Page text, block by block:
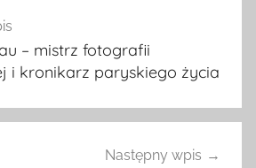
– mistrz fotografii
i kronikarz paryskiego życia
Następny wpis